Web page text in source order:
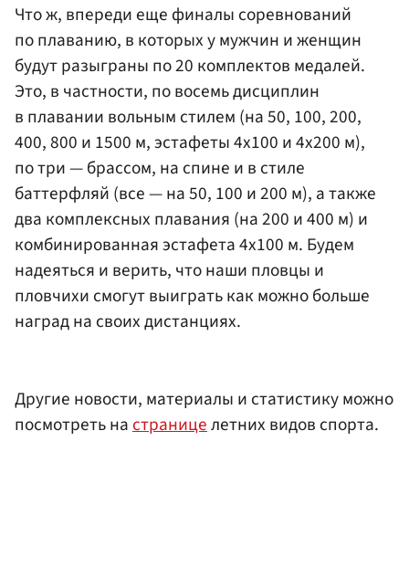
Что ж, впереди еще финалы соревнований
по плаванию, в которых у мужчин и женщин
будут разыграны по 20 комплектов медалей.
Это, в частности, по восемь дисциплин
в плавании вольным стилем (на 50, 100, 200,
400, 800 и 1500 м, эстафеты 4х100 и 4х200 м),
по три — брассом, на спине и в стиле
баттерфляй (все — на 50, 100 и 200 м), а также
два комплексных плавания (на 200 и 400 м) и
комбинированная эстафета 4х100 м. Будем
надеяться и верить, что наши пловцы и
пловчихи смогут выиграть как можно больше
наград на своих дистанциях.
Другие новости, материалы и статистику можно
посмотреть настраницелетних видов спорта.